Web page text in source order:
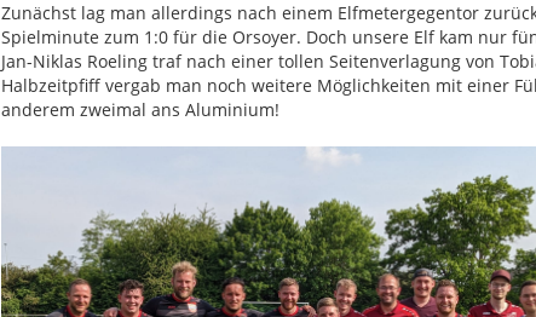
Zunächst lag man allerdings nach einem Elfmetergegentor
Spielminute zum 1:0 für die Orsoyer. Doch unsere Elf kam nur
Jan-Niklas Roeling traf nach einer tollen Seitenverlagung von
Halbzeitpfiff vergab man noch weitere Möglichkeiten mit einer
anderem zweimal ans Aluminium!